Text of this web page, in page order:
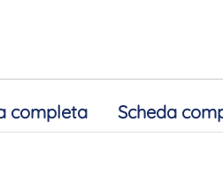
completa Scheda